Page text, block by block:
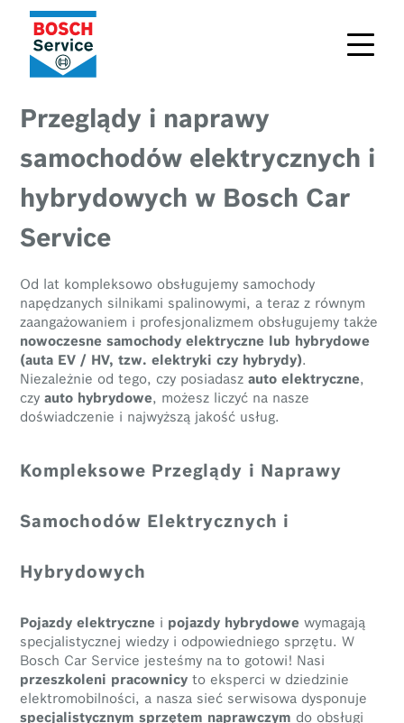
Przeglądy i naprawy
samochodów elektrycznych i
hybrydowych w Bosch Car
Service
Od lat kompleksowo obsługujemy samochody
napędzanych silnikami spalinowymi, a teraz z równym
zaangażowaniem i profesjonalizmem obsługujemy także
nowoczesne samochody elektryczne lub hybrydowe
(auta EV / HV, tzw. elektryki czy hybrydy).
Niezależnie od tego, czy posiadasz auto elektryczne,
czy auto hybrydowe, możesz liczyć na nasze
doświadczenie i najwyższą jakość usług.
Kompleksowe Przeglądy i Naprawy
Samochodów Elektrycznych i
Hybrydowych
Pojazdy elektryczne i pojazdy hybrydowe wymagają
specjalistycznej wiedzy i odpowiedniego sprzętu. W
Bosch Car Service jesteśmy na to gotowi! Nasi
przeszkoleni pracownicy to eksperci w dziedzinie
elektromobilności, a nasza sieć serwisowa dysponuje
specjalistycznym sprzętem naprawczym do obsługi